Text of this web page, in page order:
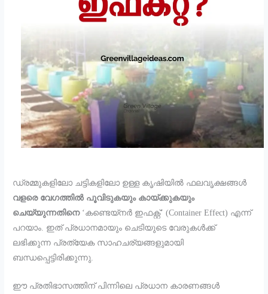
ഡ്രമ്മുകളിലോ ചട്ടികളിലോ ഉള്ള കൃഷിയിൽ ഫലവൃക്ഷങ്ങൾ
വളരെ വേഗത്തിൽ പൂവിടുകയും കായ്ക്കുകയും
ചെയ്യുന്നതിനെ‘കണ്ടെയ്‌നർ ഇഫക്റ്റ്’ (Container Effect) എന്ന്
പറയാം. ഇത് പ്രധാനമായും ചെടിയുടെ വേരുകൾക്ക്
ലഭിക്കുന്ന പ്രത്യേക സാഹചര്യങ്ങളുമായി
ബന്ധപ്പെട്ടിരിക്കുന്നു.
ഈ പ്രതിഭാസത്തിന് പിന്നിലെ പ്രധാന കാരണങ്ങൾ